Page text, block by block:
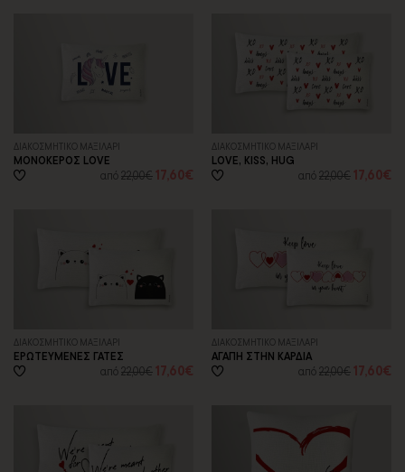
ΔΙΑΚΟΣΜΗΤΙΚΟ ΜΑΞΙΛΑΡΙ
ΜΟΝΟΚΕΡΟΣ LOVE
από22,00€ 17,60€
ΔΙΑΚΟΣΜΗΤΙΚΟ ΜΑΞΙΛΑΡΙ
LOVE, KISS, HUG
από22,00€ 17,60€
ΔΙΑΚΟΣΜΗΤΙΚΟ ΜΑΞΙΛΑΡΙ
ΕΡΩΤΕΥΜΕΝΕΣ ΓΑΤΕΣ
από22,00€ 17,60€
ΔΙΑΚΟΣΜΗΤΙΚΟ ΜΑΞΙΛΑΡΙ
ΑΓΑΠΗ ΣΤΗΝ ΚΑΡΔΙΑ
από22,00€ 17,60€